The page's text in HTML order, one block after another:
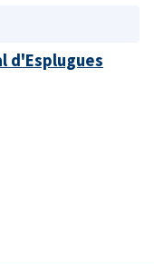
d'Esplugues